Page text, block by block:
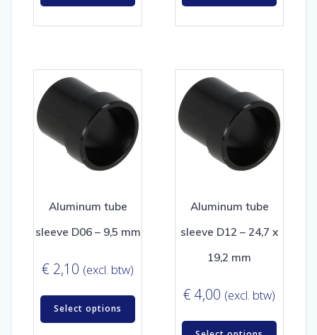
Aluminum tube
sleeve D06 – 9,5 mm
€ 2,10 (excl. btw)
Select options
Aluminum tube
sleeve D12 – 24,7 x
19,2 mm
€ 4,00 (excl. btw)